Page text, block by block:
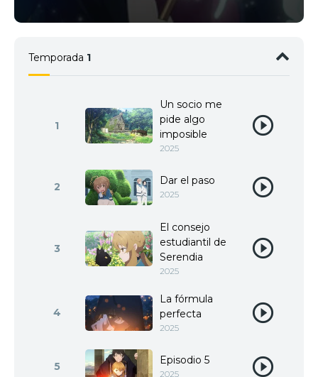
Temporada 1
1
Un socio me
pide algo
imposible
2025
2 Dar el paso
2025
3
El consejo
estudiantil de
Serendia
2025
4
La fórmula
perfecta
2025
5 Episodio 5
2025